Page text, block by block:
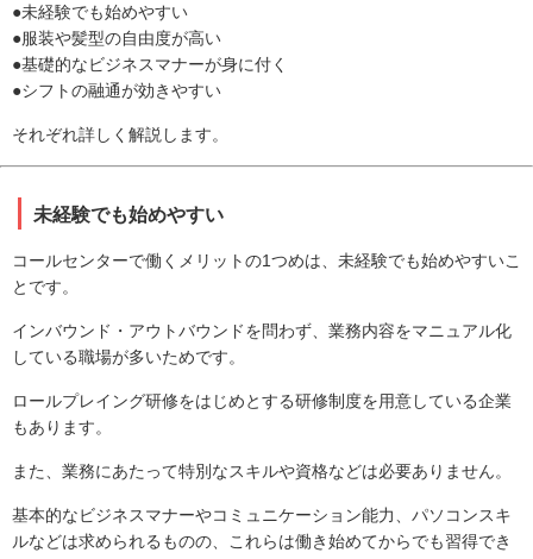
●未経験でも始めやすい
●服装や髪型の自由度が高い
●基礎的なビジネスマナーが身に付く
●シフトの融通が効きやすい
それぞれ詳しく解説します。
未経験でも始めやすい
コールセンターで働くメリットの1つめは、未経験でも始めやすいこ
とです。
インバウンド・アウトバウンドを問わず、業務内容をマニュアル化
している職場が多いためです。
ロールプレイング研修をはじめとする研修制度を用意している企業
もあります。
また、業務にあたって特別なスキルや資格などは必要ありません。
基本的なビジネスマナーやコミュニケーション能力、パソコンスキ
ルなどは求められるものの、これらは働き始めてからでも習得でき